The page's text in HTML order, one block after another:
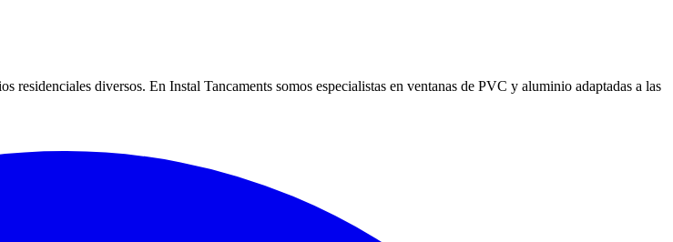
diversos. En Instal Tancaments somos especialistas en ventanas de PVC y aluminio adaptadas a las